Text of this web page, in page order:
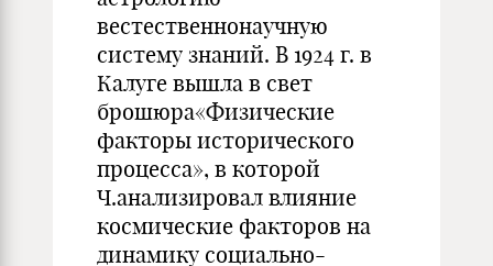
вестественнонаучную
систему знаний. В 1924 г. в
Калуге вышла в свет
брошюра«Физические
факторы исторического
процесса», в которой
Ч.анализировал влияние
космические факторов на
динамику социально-